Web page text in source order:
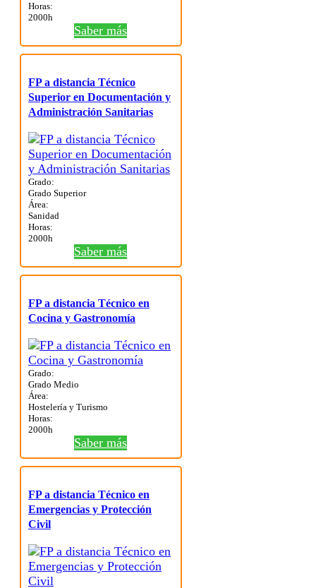
Horas:
2000h
Saber más
FP a distancia Técnico
Superior en Documentación y
Administración Sanitarias
Grado:
Grado Superior
Área:
Sanidad
Horas:
2000h
Saber más
FP a distancia Técnico en
Cocina y Gastronomía
Grado:
Grado Medio
Área:
Hostelería y Turismo
Horas:
2000h
Saber más
FP a distancia Técnico en
Emergencias y Protección
Civil